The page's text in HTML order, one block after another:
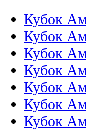
Кубок
Кубок
Кубок
Кубок
Кубок
Кубок
Кубок